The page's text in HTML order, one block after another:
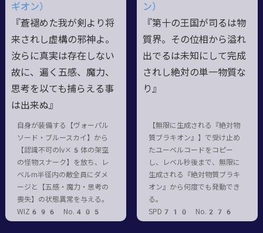
ギオン）
『蒼褪めた我が剣より将
来されし虚構の邪神よ。
汝らに真実は存在しない
故に、遍く五感、魔力、
思考を以ても捕らえる事
は出来ぬ』
自身が装備する【ヴォーパル
ソード・ブルースカイ】から
【認識不可のlv×5体の架空
の怪物スナーク】を放ち、レ
ベルm半径内の敵全員にダメ
ージと【五感・魔力・思考の
喪失】の状態異常を与える。
WIZ696 No.405
ン）
『第十の王国が司るは物
質界。その位相から溢れ
出でるは未知にして完成
されし絶対の単一物質な
り』
【無限に生成される『絶対物
質ブラキオン』】で受け止め
たユーベルコードをコピー
し、レベル秒後まで、無限に
生成される『絶対物質ブラキ
オン』から何度でも発動でき
る。
SPD710 No.276